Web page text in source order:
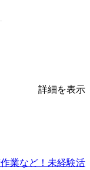
詳細を表示